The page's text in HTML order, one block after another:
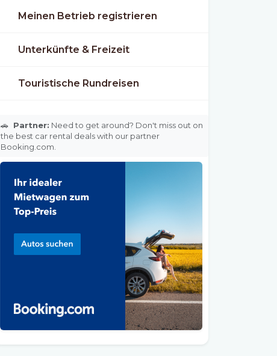
Meinen Betrieb registrieren
Unterkünfte & Freizeit
Touristische Rundreisen
🚗 Partner: Need to get around? Don't miss out on
the best car rental deals with our partner
Booking.com.